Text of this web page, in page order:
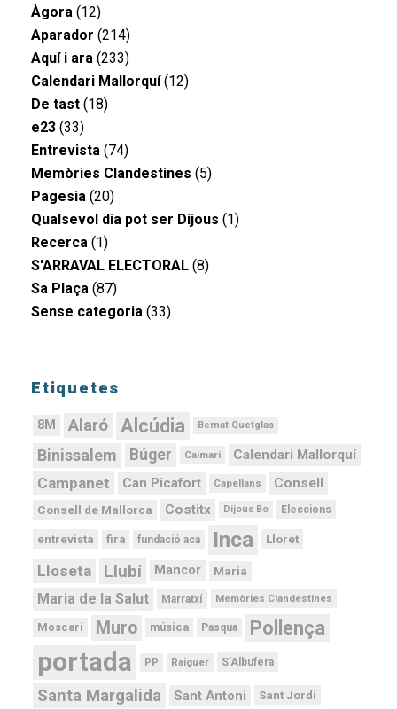
Àgora (12)
Aparador (214)
Aquí i ara (233)
Calendari Mallorquí(12)
De tast (18)
e23 (33)
Entrevista (74)
Memòries Clandestines (5)
Pagesia (20)
Qualsevol dia pot ser Dijous (1)
Recerca (1)
S'ARRAVAL ELECTORAL (8)
Sa Plaça (87)
Sense categoria (33)
Etiquetes
8M Alaró Alcúdia Bernat Quetglas
Binissalem Búger Caimari Calendari Mallorquí
Campanet Can Picafort Capellans Consell
Consell de Mallorca Costitx Dijous Bo Eleccions
entrevista fira fundació aca Inca Lloret
Lloseta Llubí Mancor Maria
Maria de la Salut Marratxí Memòries Clandestines
Moscari Muro música Pasqua Pollença
portada PP Raiguer S'Albufera
Santa Margalida Sant Antoni Sant Jordi